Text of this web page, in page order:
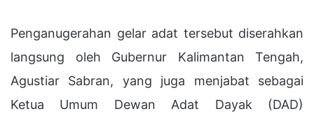
Penganugerahan gelar adat tersebut diserahkan
langsung oleh Gubernur Kalimantan Tengah,
Agustiar Sabran, yang juga menjabat sebagai
Ketua Umum Dewan Adat Dayak (DAD)